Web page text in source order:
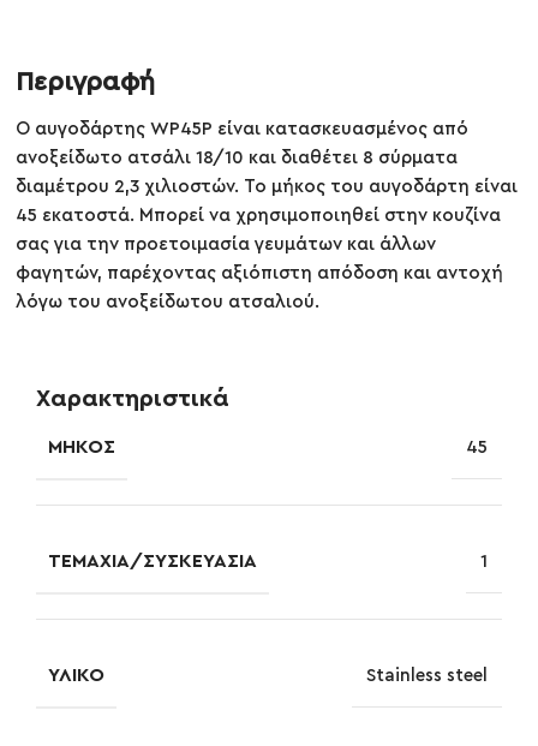
Περιγραφή
Ο αυγοδάρτης WP45P είναι κατασκευασμένος από
ανοξείδωτο ατσάλι 18/10 και διαθέτει 8 σύρματα
διαμέτρου 2,3 χιλιοστών. Το μήκος του αυγοδάρτη είναι
45 εκατοστά. Μπορεί να χρησιμοποιηθεί στην κουζίνα
σας για την προετοιμασία γευμάτων και άλλων
φαγητών, παρέχοντας αξιόπιστη απόδοση και αντοχή
λόγω του ανοξείδωτου ατσαλιού.
Χαρακτηριστικά
ΜΉΚΟΣ 45
ΤΕΜΆΧΙΑ/ΣΥΣΚΕΥΑΣΊΑ 1
ΥΛΙΚΌ Stainless steel